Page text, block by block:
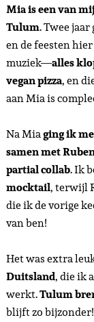
Mia is een van
Tulum. Twee
en de feesten
muziek—alles
vegan pizza, en
aan Mia is
Na Miaging ik
samen met
partial collab. Ik
mocktail, terwijl
die ik de vorige
van ben!
Het was extra
Duitsland, die ik
werkt.Tulum
blijft zo bijzonder!